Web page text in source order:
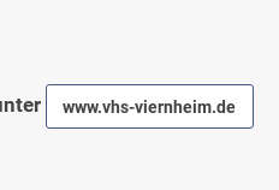
www.vhs-viernheim.de